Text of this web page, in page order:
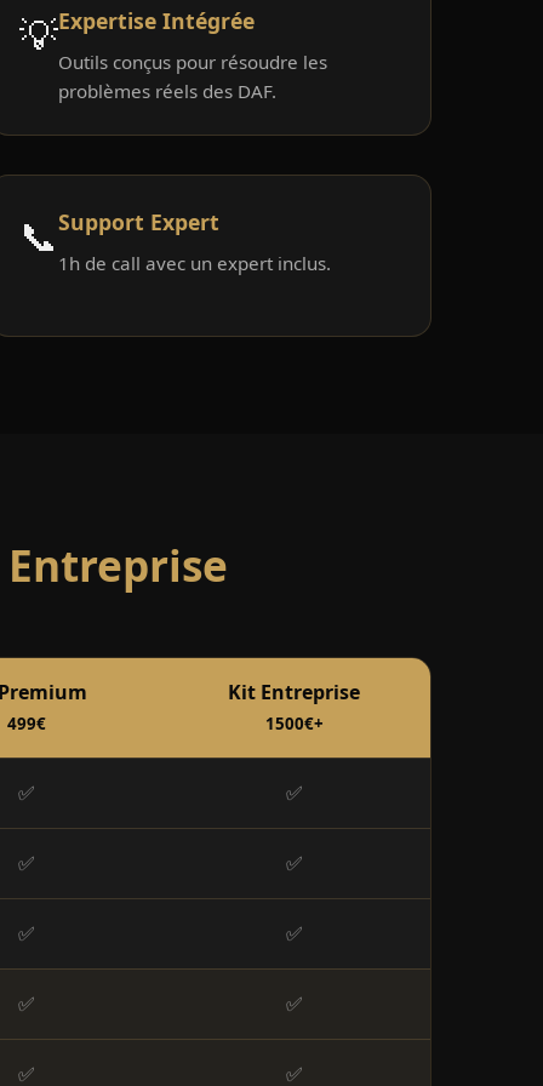
💡Expertise Intégrée
Outils conçus pour résoudre les
problèmes réels des DAF.
📞Support Expert
1h de call avec un expert inclus.
499€
Kit Entreprise
1500€+
✅ ✅
✅ ✅
✅ ✅
✅ ✅
✅ ✅